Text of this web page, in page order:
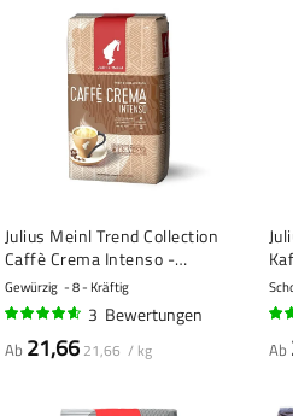
Julius Meinl Trend Collection
Caffè Crema Intenso -
kaffeebohnen - 1 Kilo
Gewürzig 8 - Kräftig
90%
3 Bewertungen
Ab 21,66 21,66 / kg Ab